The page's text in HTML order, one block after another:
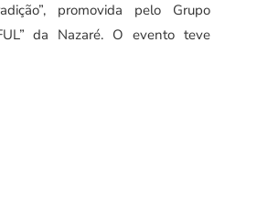
promovida pelo Grupo
da Nazaré. O evento teve